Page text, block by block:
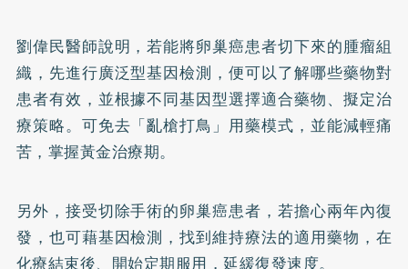
劉偉民醫師說明，若能將卵巢癌患者切下來的腫瘤組
織，先進行廣泛型基因檢測，便可以了解哪些藥物對
患者有效，並根據不同基因型選擇適合藥物、擬定治
療策略。可免去「亂槍打鳥」用藥模式，並能減輕痛
苦，掌握黃金治療期。
另外，接受切除手術的卵巢癌患者，若擔心兩年內復
發，也可藉基因檢測，找到維持療法的適用藥物，在
化療結束後、開始定期服用，延緩復發速度。